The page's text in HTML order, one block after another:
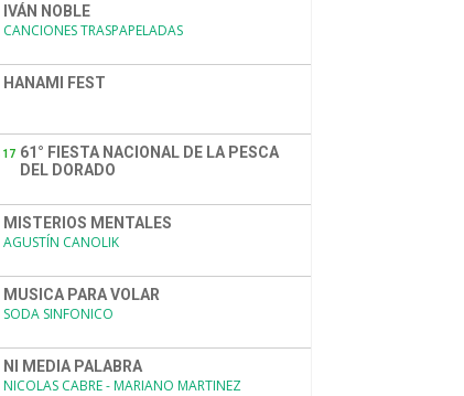
IVÁN NOBLE
CANCIONES TRASPAPELADAS
HANAMI FEST
17 61° FIESTA NACIONAL DE LA PESCA
DEL DORADO
MISTERIOS MENTALES
AGUSTÍN CANOLIK
MUSICA PARA VOLAR
SODA SINFONICO
NI MEDIA PALABRA
NICOLAS CABRE - MARIANO MARTINEZ